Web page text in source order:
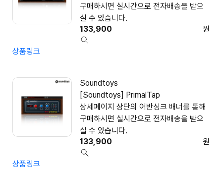
구매하시면 실시간으로 전자배송을 받으
실 수 있습니다.
133,900
원
상품링크
Soundtoys
[Soundtoys] PrimalTap
상세페이지 상단의 어반싱크 배너를 통해
구매하시면 실시간으로 전자배송을 받으
실 수 있습니다.
133,900
원
상품링크